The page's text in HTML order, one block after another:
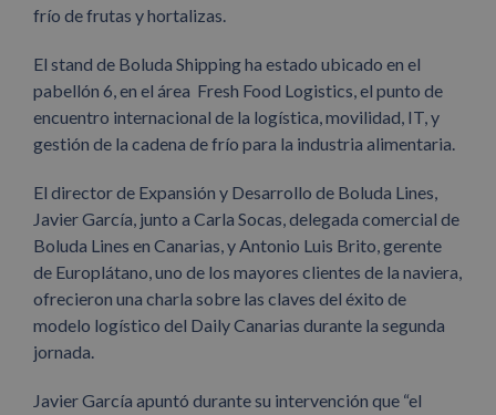
frío de frutas y hortalizas.
El stand de Boluda Shipping ha estado ubicado en el
pabellón 6, en el área Fresh Food Logistics, el punto de
encuentro internacional de la logística, movilidad, IT, y
gestión de la cadena de frío para la industria alimentaria.
El director de Expansión y Desarrollo de Boluda Lines,
Javier García, junto a Carla Socas, delegada comercial de
Boluda Lines en Canarias, y Antonio Luis Brito, gerente
de Europlátano, uno de los mayores clientes de la naviera,
ofrecieron una charla sobre las claves del éxito de
modelo logístico del Daily Canarias durante la segunda
jornada.
Javier García apuntó durante su intervención que “el